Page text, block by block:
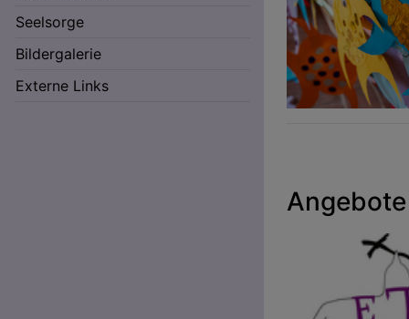
Seelsorge
Bildergalerie
Externe Links